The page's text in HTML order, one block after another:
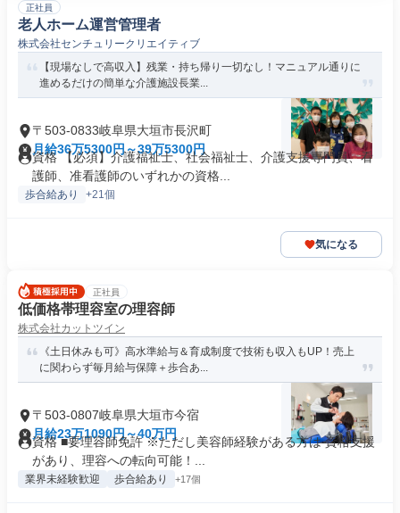
正社員
老人ホーム運営管理者
株式会社センチュリークリエイティブ
【現場なしで高収入】残業・持ち帰り一切なし！マニュアル通りに
進めるだけの簡単な介護施設長業...
〒503-0833岐阜県大垣市長沢町
月給36万5300円～39万5300円
資格 【必須】介護福祉士、社会福祉士、介護支援専門員、看
護師、准看護師のいずれかの資格...
歩合給あり +21個
気になる
正社員
低価格帯理容室の理容師
株式会社カットツイン
《土日休みも可》高水準給与＆育成制度で技術も収入もUP！売上
に関わらず毎月給与保障＋歩合あ...
〒503-0807岐阜県大垣市今宿
月給23万1090円～40万円
資格 ■要理容師免許 ※ただし美容師経験がある方は 資格支援
があり、理容への転向可能！...
業界未経験歓迎 歩合給あり +17個